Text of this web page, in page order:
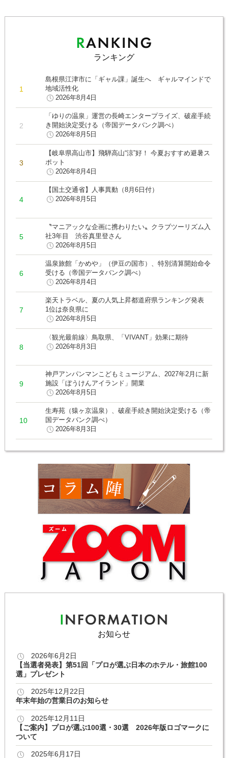
ランキング
島根県江津市に「ギャル課」誕生へ ギャルマインドで
地域活性化
2026年8月4日
「ゆりの温泉」運営の長崎エンタープライズ、破産手続
き開始決定受ける（帝国データバンク調べ）
2026年8月5日
【岐阜県高山市】飛騨高山“涼”好！ 今夏おすすめ避暑ス
ポット
2026年8月4日
【国土交通省】人事異動（8月6日付）
2026年8月5日
〝マニアックな企画に携わりたい〟クラブツーリズム入
社3年目 渋谷真里登さん
2026年8月5日
温泉旅館「かめや」（伊豆の国市）、特別清算開始命令
受ける（帝国データバンク調べ）
2026年8月4日
楽天トラベル、夏の人気上昇都道府県ランキング発表
1位は奈良県に
2026年8月5日
〈観光最前線〉鳥取県、「VIVANT」効果に期待
2026年8月3日
神戸アンパンマンこどもミュージアム、2027年2月に新
施設「ぼうけんアイランド」開業
2026年8月5日
生寿苑（猿ヶ京温泉）、破産手続き開始決定受ける（帝
国データバンク調べ）
2026年8月3日
お知らせ
2026年6月2日
【当選者発表】第51回「プロが選ぶ日本のホテル・旅館100
選」プレゼント
2025年12月22日
年末年始の営業日のお知らせ
2025年12月11日
【ご案内】プロが選ぶ100選・30選 2026年版ロゴマークに
ついて
2025年6月17日